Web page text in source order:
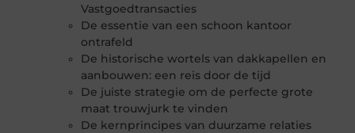
Vastgoedtransacties
De essentie van een schoon kantoor
ontrafeld
De historische wortels van dakkapellen en
aanbouwen: een reis door de tijd
De juiste strategie om de perfecte grote
maat trouwjurk te vinden
De kernprincipes van duurzame relaties